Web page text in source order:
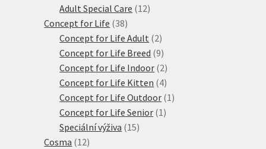
produktů
Adult Special Care 1212
Concept for Life 3838
produktů
Concept for Life Adult 22
produkty
Concept for Life Breed 99
produktů
Concept for Life Indoor 22
produkty
Concept for Life Kitten 44
produkty
Concept for Life Outdoor 1 1
Concept for Life Senior 1 1
Speciální výživa 1515
Cosma 1212